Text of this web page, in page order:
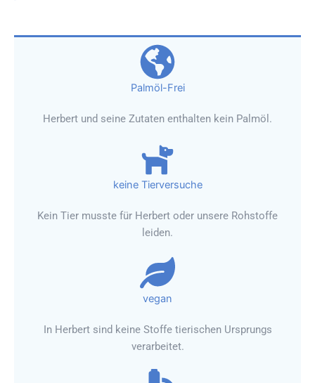
Palmöl-Frei
Herbert und seine Zutaten enthalten kein Palmöl.
keine Tierversuche
Kein Tier musste für Herbert oder unsere Rohstoffe
leiden.
vegan
In Herbert sind keine Stoffe tierischen Ursprungs
verarbeitet.